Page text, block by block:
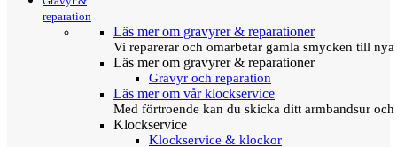
reparation
Läs mer om gravyrer & reparationer
Vi reparerar och omarbetar gamla smycken till
Läs mer om gravyrer & reparationer
Gravyr och reparation
Läs mer om vår klockservice
Med förtroende kan du skicka ditt armbandsur
Klockservice
Klockservice & klockor